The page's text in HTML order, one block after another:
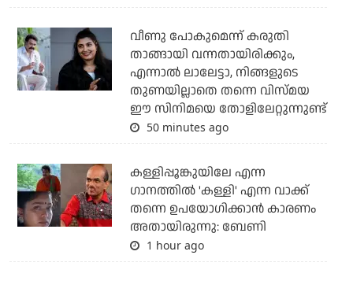
വീണു പോകുമെന്ന് കരുതി
താങ്ങായി വന്നതായിരിക്കും,
എന്നാല്‍ ലാലേട്ടാ, നിങ്ങളുടെ
തുണയില്ലാതെ തന്നെ വിസ്മയ
ഈ സിനിമയെ തോളിലേറ്റുന്നുണ്ട്
50 minutes ago
കള്ളിപ്പൂങ്കുയിലേ എന്ന
ഗാനത്തിൽ 'കള്ളി' എന്ന വാക്ക്
തന്നെ ഉപയോഗിക്കാൻ കാരണം
അതായിരുന്നു: ബേണി
1 hour ago